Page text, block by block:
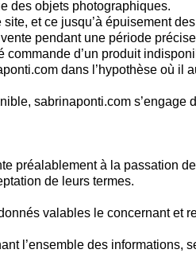
des objets photographiques.
et ce jusqu’à épuisement
pendant une période
commande d’un produit
dans l’hypothèse où il
sabrinaponti.com s’engage
préalablement à la passation
de leurs termes.
valables le concernant et
l’ensemble des informations,